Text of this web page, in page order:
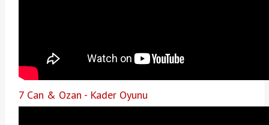
7 Can & Ozan - Kader Oyunu